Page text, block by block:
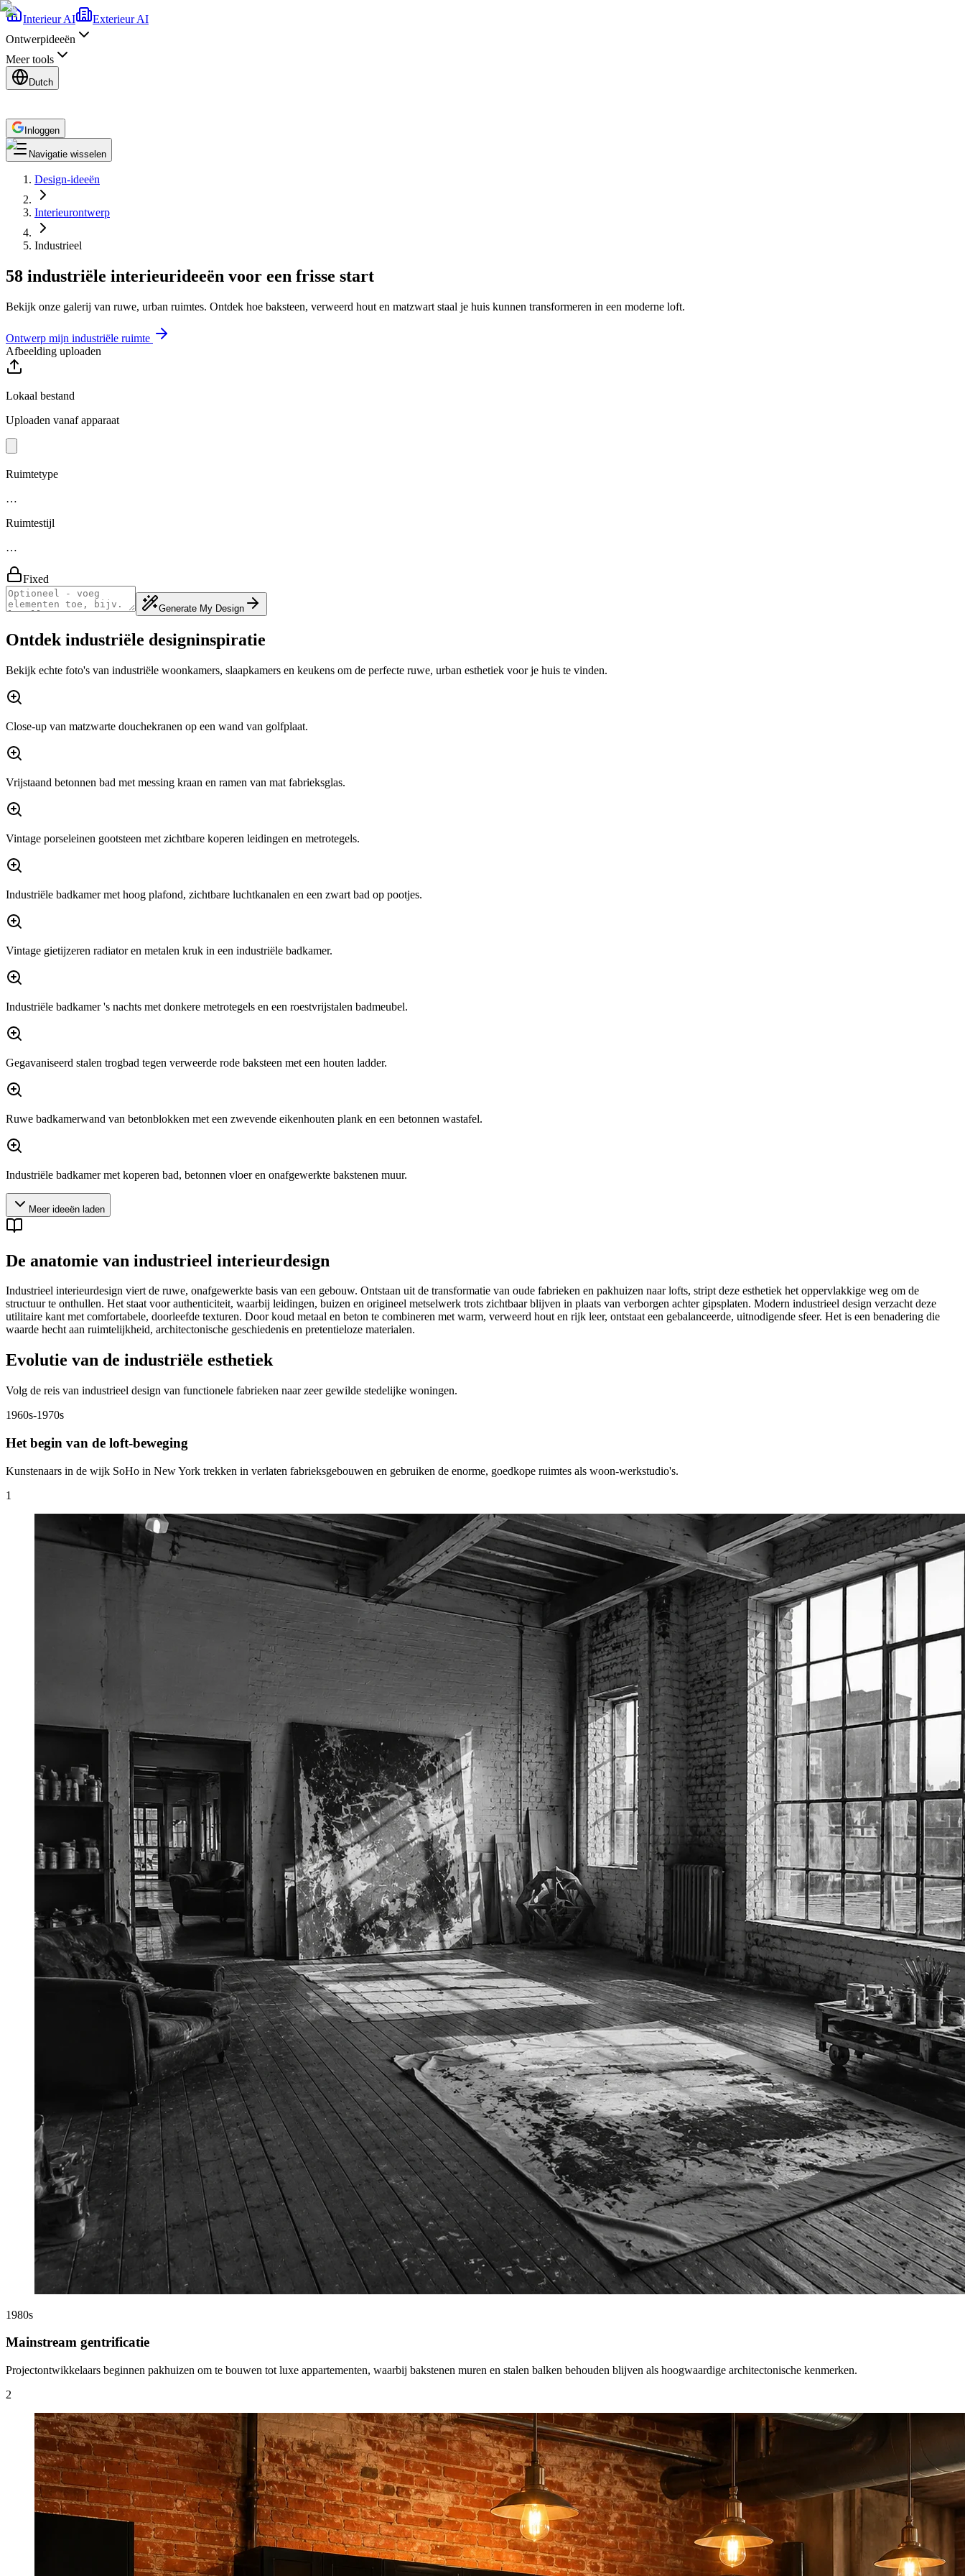
Interieur AI
Exterieur AI
Ontwerpideeën
Meer tools
Dutch
Inloggen
Navigatie wisselen
Design-ideeën
Interieurontwerp
Industrieel
58 industriële interieurideeën voor een frisse start
Bekijk onze galerij van ruwe, urban ruimtes. Ontdek hoe baksteen, verweerd hout en matzwart staal je huis kunnen transformeren in een moderne loft.
Ontwerp mijn industriële ruimte
Afbeelding uploaden
Lokaal bestand
Uploaden vanaf apparaat
Ruimtetype
…
Ruimtestijl
…
Fixed
Generate My Design
Ontdek industriële designinspiratie
Bekijk echte foto's van industriële woonkamers, slaapkamers en keukens om de perfecte ruwe, urban esthetiek voor je huis te vinden.
Close-up van matzwarte douchekranen op een wand van golfplaat.
Vrijstaand betonnen bad met messing kraan en ramen van mat fabrieksglas.
Vintage porseleinen gootsteen met zichtbare koperen leidingen en metrotegels.
Industriële badkamer met hoog plafond, zichtbare luchtkanalen en een zwart bad op pootjes.
Vintage gietijzeren radiator en metalen kruk in een industriële badkamer.
Industriële badkamer 's nachts met donkere metrotegels en een roestvrijstalen badmeubel.
Gegavaniseerd stalen trogbad tegen verweerde rode baksteen met een houten ladder.
Ruwe badkamerwand van betonblokken met een zwevende eikenhouten plank en een betonnen wastafel.
Industriële badkamer met koperen bad, betonnen vloer en onafgewerkte bakstenen muur.
Meer ideeën laden
De anatomie van industrieel interieurdesign
Industrieel interieurdesign viert de ruwe, onafgewerkte basis van een gebouw. Ontstaan uit de transformatie van oude fabrieken en pakhuizen naar lofts, stript deze esthetiek het oppervlakkige weg om de
structuur te onthullen. Het staat voor authenticiteit, waarbij leidingen, buizen en origineel metselwerk trots zichtbaar blijven in plaats van verborgen achter gipsplaten. Modern industrieel design verzacht deze
utilitaire kant met comfortabele, doorleefde texturen. Door koud metaal en beton te combineren met warm, verweerd hout en rijk leer, ontstaat een gebalanceerde, uitnodigende sfeer. Het is een benadering die
waarde hecht aan ruimtelijkheid, architectonische geschiedenis en pretentieloze materialen.
Evolutie van de industriële esthetiek
Volg de reis van industrieel design van functionele fabrieken naar zeer gewilde stedelijke woningen.
1960s-1970s
Het begin van de loft-beweging
Kunstenaars in de wijk SoHo in New York trekken in verlaten fabrieksgebouwen en gebruiken de enorme, goedkope ruimtes als woon-werkstudio's.
1
1980s
Mainstream gentrificatie
Projectontwikkelaars beginnen pakhuizen om te bouwen tot luxe appartementen, waarbij bakstenen muren en stalen balken behouden blijven als hoogwaardige architectonische kenmerken.
2